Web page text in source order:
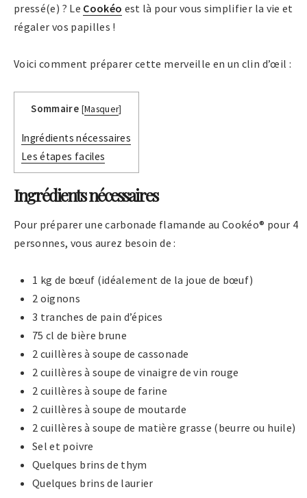
pressé(e) ? Le Cookéo est là pour vous simplifier la vie et
régaler vos papilles !
Voici comment préparer cette merveille en un clin d’œil :
Sommaire [Masquer]
Ingrédients nécessaires
Les étapes faciles
Ingrédients nécessaires
Pour préparer une carbonade flamande au Cookéo® pour 4
personnes, vous aurez besoin de :
1 kg de bœuf (idéalement de la joue de bœuf)
2 oignons
3 tranches de pain d’épices
75 cl de bière brune
2 cuillères à soupe de cassonade
2 cuillères à soupe de vinaigre de vin rouge
2 cuillères à soupe de farine
2 cuillères à soupe de moutarde
2 cuillères à soupe de matière grasse (beurre ou huile)
Sel et poivre
Quelques brins de thym
Quelques brins de laurier